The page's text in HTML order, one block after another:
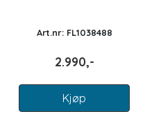
Art.nr: FL1038488
2.990,-
Kjøp